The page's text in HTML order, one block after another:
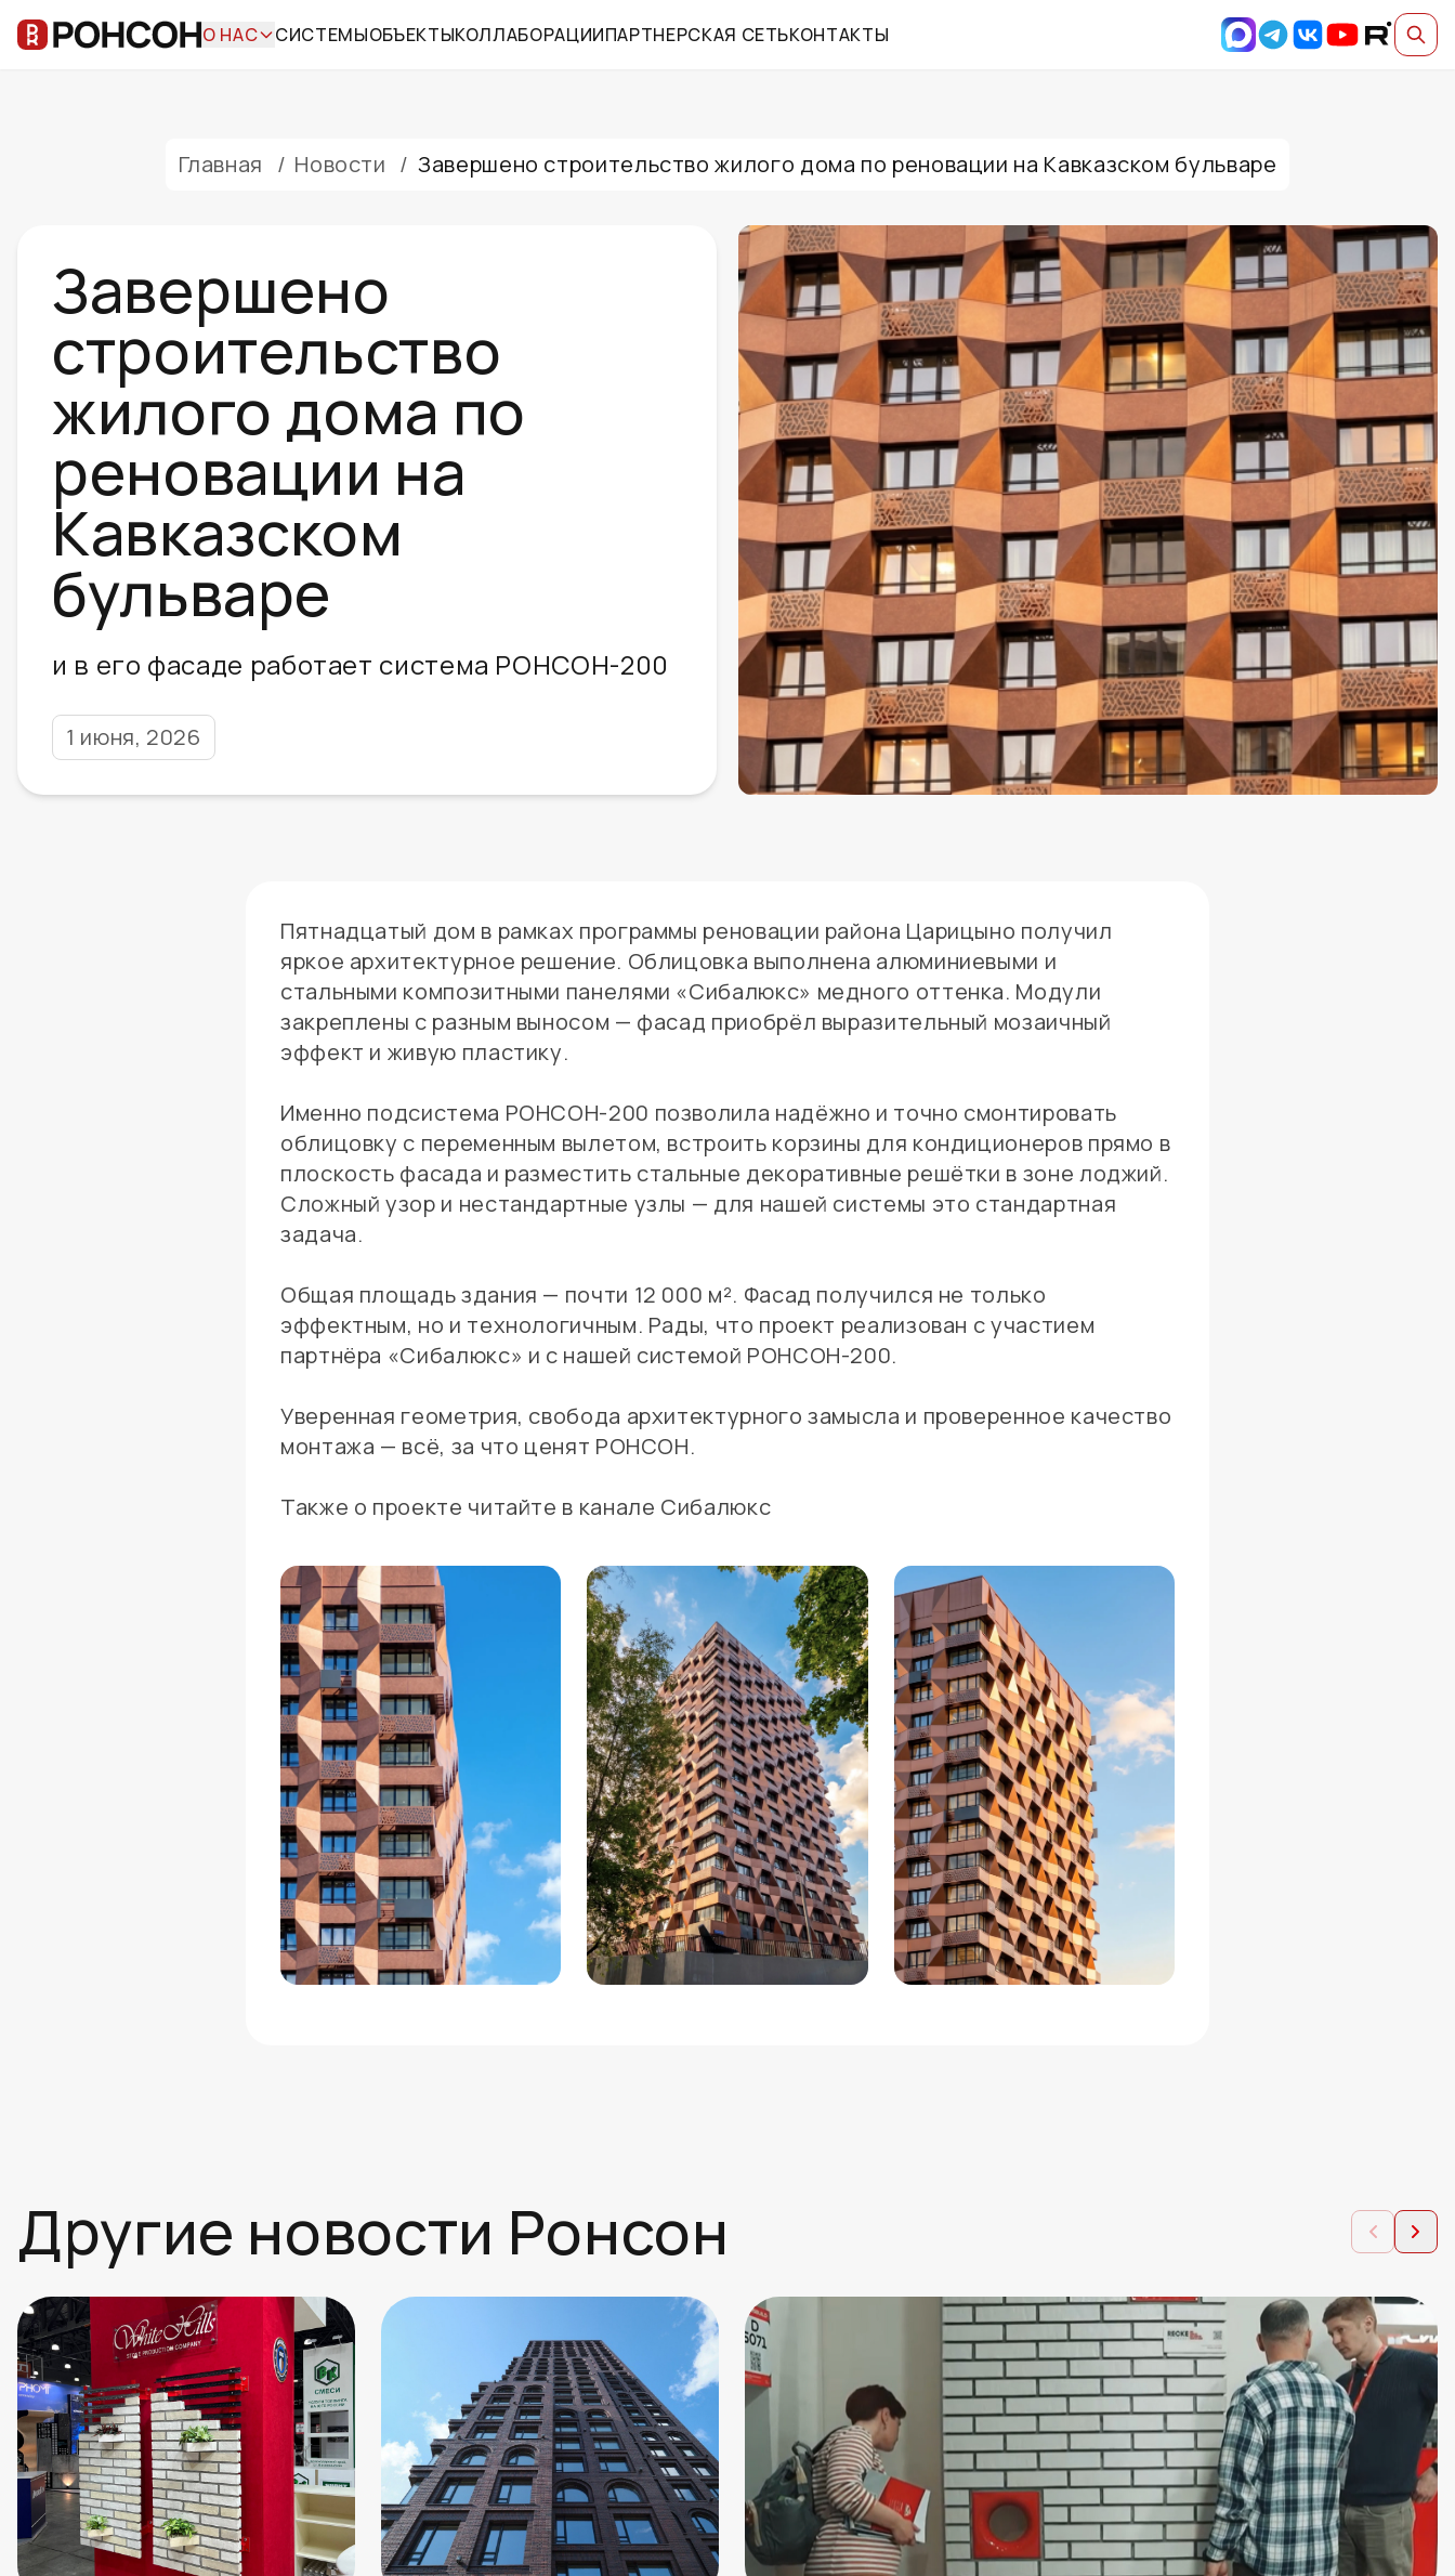
О НАС СИСТЕМЫОБЪЕКТЫКОЛЛАБОРАЦИИПАРТНЕРСКАЯ СЕТЬКОНТАКТЫ
Главная / Новости / Завершено строительство жилого дома по реновации на Кавказском бульваре
Завершено
строительство
жилого дома по
реновации на
Кавказском
бульваре
и в его фасаде работает система РОНСОН-200
1 июня, 2026
Пятнадцатый дом в рамках программы реновации района Царицыно получил
яркое архитектурное решение. Облицовка выполнена алюминиевыми и
стальными композитными панелями «Сибалюкс» медного оттенка. Модули
закреплены с разным выносом — фасад приобрёл выразительный мозаичный
эффект и живую пластику.
Именно подсистема РОНСОН-200 позволила надёжно и точно смонтировать
облицовку с переменным вылетом, встроить корзины для кондиционеров прямо в
плоскость фасада и разместить стальные декоративные решётки в зоне лоджий.
Сложный узор и нестандартные узлы — для нашей системы это стандартная
задача.
Общая площадь здания — почти 12 000 м². Фасад получился не только
эффектным, но и технологичным. Рады, что проект реализован с участием
партнёра «Сибалюкс» и с нашей системой РОНСОН-200.
Уверенная геометрия, свобода архитектурного замысла и проверенное качество
монтажа — всё, за что ценят РОНСОН.
Также о проекте читайте в канале Сибалюкс
Другие новости Ронсон